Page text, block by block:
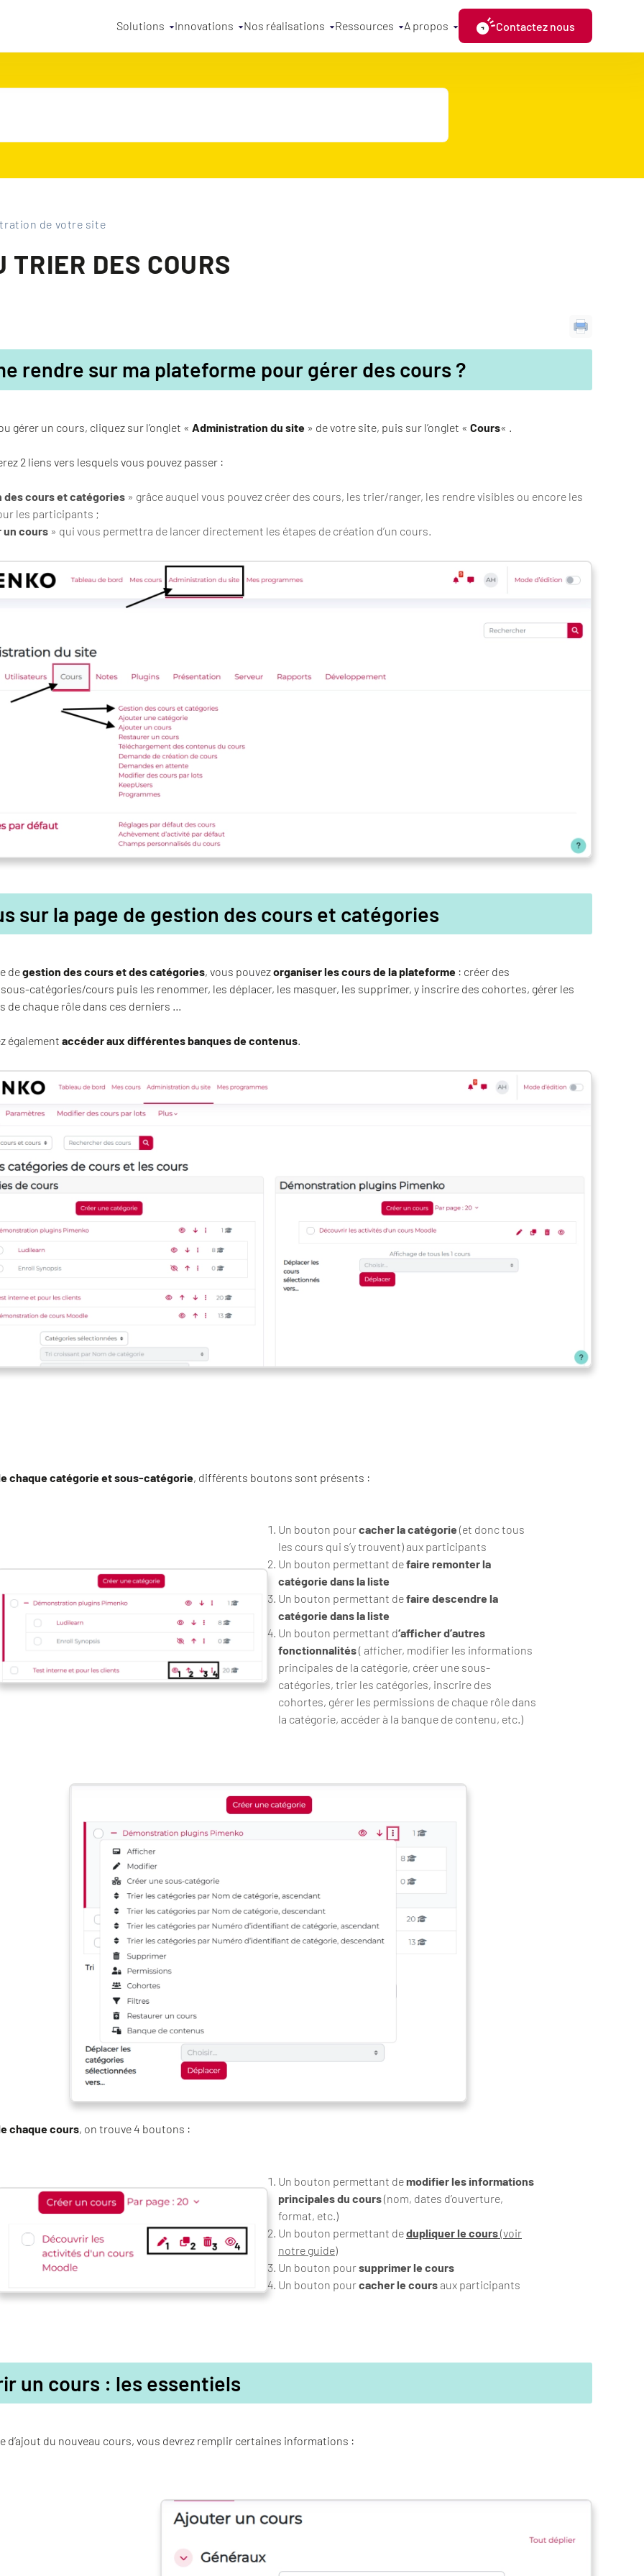
Solutions Innovations Nos réalisations Ressources A propos Contactez nous
de votre site
TRIER DES COURS
rendre sur ma plateforme pour gérer des cours ?
gérer un cours, cliquez sur l’onglet « Administration du site » de votre site, puis sur l’onglet « Cours« .
2 liens vers lesquels vous pouvez passer :
des cours et catégories » grâce auquel vous pouvez créer des cours, les trier/ranger, les rendre visibles ou encore les
les participants ;
un cours » qui vous permettra de lancer directement les étapes de création d’un cours.
sur la page de gestion des cours et catégories
degestion des cours et des catégories, vous pouvezorganiser les cours de la plateforme : créer des
catégories/cours puis les renommer, les déplacer, les masquer, les supprimer, y inscrire des cohortes, gérer les
de chaque rôle dans ces derniers …
également accéder aux différentes banques de contenus.
chaque catégorie et sous-catégorie, différents boutons sont présents :
Un bouton pourcacher la catégorie (et donc tous
les cours qui s’y trouvent) aux participants
Un bouton permettant defaire remonter la
catégorie dans la liste
Un bouton permettant defaire descendre la
catégorie dans la liste
Un bouton permettant d‘afficher d’autres
fonctionnalités( afficher, modifier les informations
principales de la catégorie, créer une sous-
catégories, trier les catégories, inscrire des
cohortes, gérer les permissions de chaque rôle dans
la catégorie, accéder à la banque de contenu, etc.)
chaque cours, on trouve 4 boutons :
Un bouton permettant demodifier les informations
principales du cours(nom, dates d’ouverture,
format, etc.)
Un bouton permettant dedupliquer le cours(voir
notre guide)
Un bouton poursupprimer le cours
Un bouton pourcacher le cours aux participants
un cours : les essentiels
d’ajout du nouveau cours, vous devrez remplir certaines informations :